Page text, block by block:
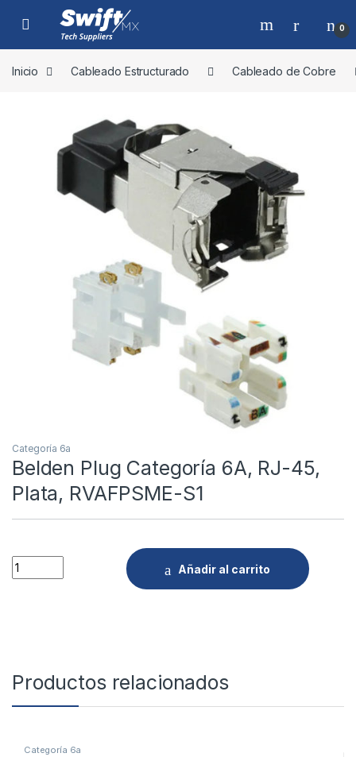
Skip to navigation
Skip to content
0
Inicio Cableado Estructurado Cableado de Cobre
Categoría 6a
Belden Plug Categoría 6A, RJ-45,
Plata, RVAFPSME-S1
Quantity
Añadir al carrito
Productos relacionados
Categoría 6a